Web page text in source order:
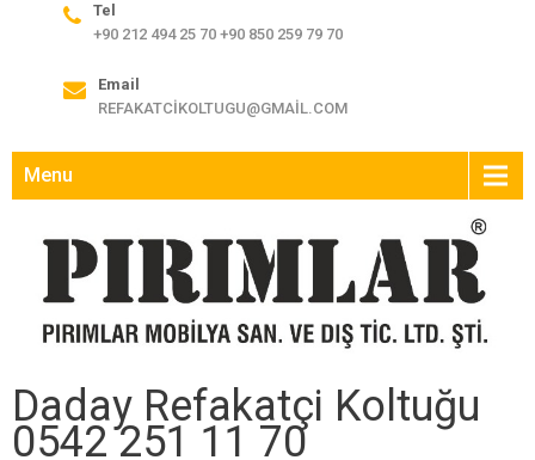
Tel
+90 212 494 25 70 +90 850 259 79 70
Email
REFAKATCIKOLTUGU@GMAIL.COM
Menu
Daday Refakatçi Koltuğu
0542 251 11 70